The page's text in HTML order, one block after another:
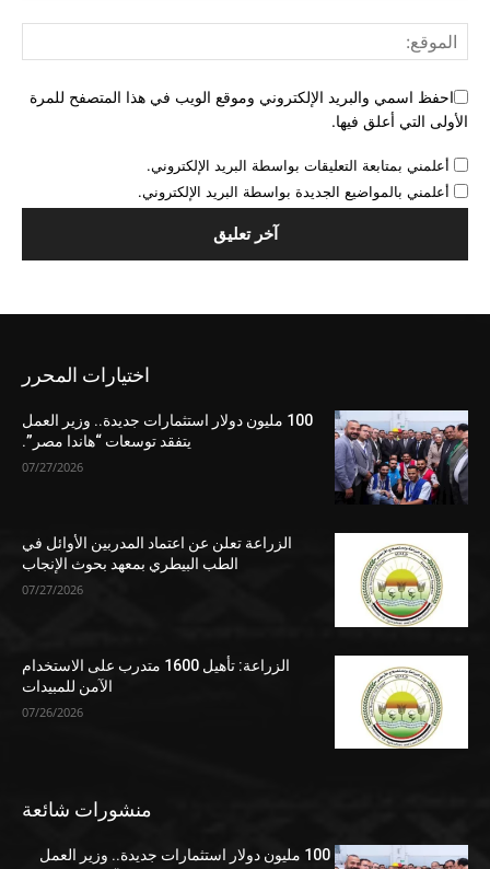
احفظ اسمي والبريد الإلكتروني وموقع الويب في هذا المتصفح للمرة
الأولى التي أعلق فيها.
أعلمني بمتابعة التعليقات بواسطة البريد الإلكتروني.
أعلمني بالمواضيع الجديدة بواسطة البريد الإلكتروني.
اختيارات المحرر
100 مليون دولار استثمارات جديدة.. وزير العمل
يتفقد توسعات “هاندا مصر”.
07/27/2026
الزراعة تعلن عن اعتماد المدربين الأوائل في
الطب البيطري بمعهد بحوث الإنجاب
07/27/2026
الزراعة: تأهيل 1600 متدرب على الاستخدام
الآمن للمبيدات
07/26/2026
منشورات شائعة
100 مليون دولار استثمارات جديدة.. وزير العمل